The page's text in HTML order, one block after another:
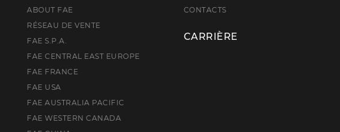
ABOUT FAE
RÉSEAU DE VENTE
FAE S.P.A.
FAE CENTRAL EAST EUROPE
FAE FRANCE
FAE USA
FAE AUSTRALIA PACIFIC
FAE WESTERN CANADA
CONTACTS
CARRIÈRE